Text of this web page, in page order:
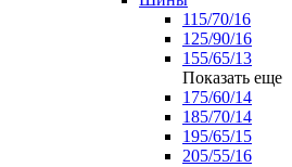
115/70/16
125/90/16
155/65/13
Показать еще
175/60/14
185/70/14
195/65/15
205/55/16